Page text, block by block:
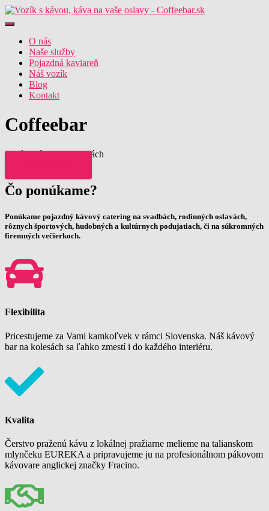
Toggle
Navigation
O nás
Naše služby
Pojazdná kaviareň
Náš vozík
Blog
Kontakt
Coffeebar
... kávový bar na kolesách
Čo ponúkame?
Ponúkame pojazdný kávový catering na svadbách, rodinných oslavách,
rôznych športových, hudobných a kultúrnych podujatiach, či na súkromných
firemných večierkoch.
Flexibilita
Pricestujeme za Vami kamkoľvek v rámci Slovenska. Náš kávový
bar na kolesách sa ľahko zmestí i do každého interiéru.
Kvalita
Čerstvo praženú kávu z lokálnej pražiarne melieme na talianskom
mlynčeku EUREKA a pripravujeme ju na profesionálnom pákovom
kávovare anglickej značky Fracino.